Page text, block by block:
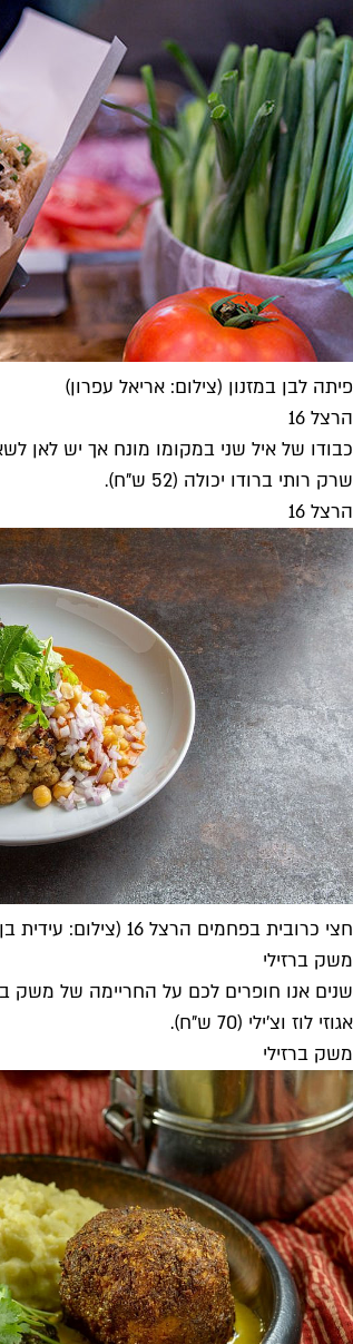
פיתה לבן במזנון (צילום: אריאל עפרון)
הרצל 16
כבודו של איל שני במקומו מונח אך יש לאן
שרק רותי ברודו יכולה (52 ש"ח).
הרצל 16
חצי כרובית בפחמים הרצל 16 (צילום: עידית בן עוליאל)
משק ברזילי
שנים אנו חופרים לכם על החריימה של משק
אגוזי לוז וצ'ילי (70 ש"ח).
משק ברזילי